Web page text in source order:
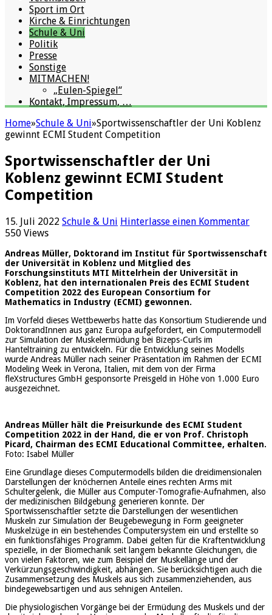
Sport im Ort
Kirche & Einrichtungen
Schule & Uni
Politik
Presse
Sonstige
MITMACHEN!
„Eulen-Spiegel“
Kontakt, Impressum, …
Home»Schule & Uni»Sportwissenschaftler der Uni Koblenz
gewinnt ECMI Student Competition
Sportwissenschaftler der Uni
Koblenz gewinnt ECMI Student
Competition
15. Juli 2022 Schule & Uni Hinterlasse einen Kommentar
550 Views
Andreas Müller, Doktorand im Institut für Sportwissenschaft
der Universität in Koblenz und Mitglied des
Forschungsinstituts MTI Mittelrhein der Universität in
Koblenz, hat den internationalen Preis des ECMI Student
Competition 2022 des European Consortium for
Mathematics in Industry (ECMI) gewonnen.
Im Vorfeld dieses Wettbewerbs hatte das Konsortium Studierende und
DoktorandInnen aus ganz Europa aufgefordert, ein Computermodell
zur Simulation der Muskelermüdung bei Bizeps-Curls im
Hanteltraining zu entwickeln. Für die Entwicklung seines Modells
wurde Andreas Müller nach seiner Präsentation im Rahmen der ECMI
Modeling Week in Verona, Italien, mit dem von der Firma
fleXstructures GmbH gesponsorte Preisgeld in Höhe von 1.000 Euro
ausgezeichnet.
Andreas Müller hält die Preisurkunde des ECMI Student
Competition 2022 in der Hand, die er von Prof. Christoph
Picard, Chairman des ECMI Educational Committee, erhalten.
Foto: Isabel Müller
Eine Grundlage dieses Computermodells bilden die dreidimensionalen
Darstellungen der knöchernen Anteile eines rechten Arms mit
Schultergelenk, die Müller aus Computer-Tomografie-Aufnahmen, also
der medizinischen Bildgebung generieren konnte. Der
Sportwissenschaftler setzte die Darstellungen der wesentlichen
Muskeln zur Simulation der Beugebewegung in Form geeigneter
Muskelzüge in ein bestehendes Computersystem ein und erstellte so
ein funktionsfähiges Programm. Dabei gelten für die Kraftentwicklung
spezielle, in der Biomechanik seit langem bekannte Gleichungen, die
von vielen Faktoren, wie zum Beispiel der Muskellänge und der
Verkürzungsgeschwindigkeit, abhängen. Sie berücksichtigen auch die
Zusammensetzung des Muskels aus sich zusammenziehenden, aus
bindegewebsartigen und aus sehnigen Anteilen.
Die physiologischen Vorgänge bei der Ermüdung des Muskels und der